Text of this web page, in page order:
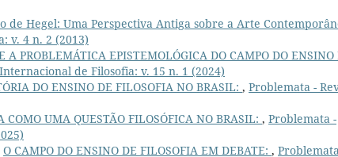
de Hegel: Uma Perspectiva Antiga sobre a Arte
v. 4 n. 2 (2013)
A PROBLEMÁTICA EPISTEMOLÓGICA DO CAMPO DO ENSINO
de Filosofia: v. 15 n. 1 (2024)
DO ENSINO DE FILOSOFIA NO BRASIL: , Problemata -
COMO UMA QUESTÃO FILOSÓFICA NO BRASIL: , Problemata -
O CAMPO DO ENSINO DE FILOSOFIA EM DEBATE: ,